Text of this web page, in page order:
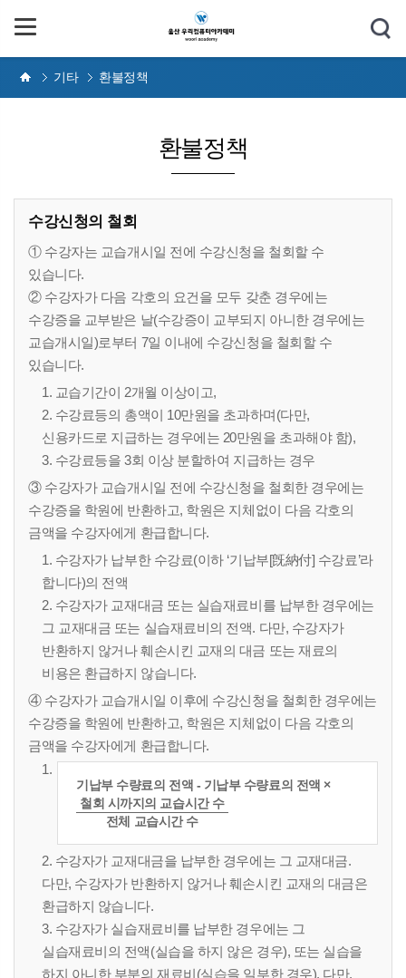
기타 환불정책
환불정책
수강신청의 철회
① 수강자는 교습개시일 전에 수강신청을 철회할 수
있습니다.
② 수강자가 다음 각호의 요건을 모두 갖춘 경우에는
수강증을 교부받은 날(수강증이 교부되지 아니한 경우에는
교습개시일)로부터 7일 이내에 수강신청을 철회할 수
있습니다.
1. 교습기간이 2개월 이상이고,
2. 수강료등의 총액이 10만원을 초과하며(다만,
신용카드로 지급하는 경우에는 20만원을 초과해야 함),
3. 수강료등을 3회 이상 분할하여 지급하는 경우
③ 수강자가 교습개시일 전에 수강신청을 철회한 경우에는
수강증을 학원에 반환하고, 학원은 지체없이 다음 각호의
금액을 수강자에게 환급합니다.
1. 수강자가 납부한 수강료(이하 ‘기납부[旣納付] 수강료’라
합니다)의 전액
2. 수강자가 교재대금 또는 실습재료비를 납부한 경우에는
그 교재대금 또는 실습재료비의 전액. 다만, 수강자가
반환하지 않거나 훼손시킨 교재의 대금 또는 재료의
비용은 환급하지 않습니다.
④ 수강자가 교습개시일 이후에 수강신청을 철회한 경우에는
수강증을 학원에 반환하고, 학원은 지체없이 다음 각호의
금액을 수강자에게 환급합니다.
1.
기납부 수량료의 전액 - 기납부 수량료의 전액 ×
철회 시까지의 교습시간 수
전체 교습시간 수
2. 수강자가 교재대금을 납부한 경우에는 그 교재대금.
다만, 수강자가 반환하지 않거나 훼손시킨 교재의 대금은
환급하지 않습니다.
3. 수강자가 실습재료비를 납부한 경우에는 그
실습재료비의 전액(실습을 하지 않은 경우), 또는 실습을
하지 아니한 부분의 재료비(실습을 일부한 경우). 다만,